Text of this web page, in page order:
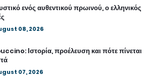
ενός αυθεντικού πρωινού, ο ελληνικός
08, 2026
Ιστορία, προέλευση και πότε πίνεται
07, 2026